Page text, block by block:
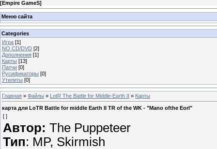
[Empire GameS]
Меню сайта
Categories
Игра [1]
NO CD/DVD [2]
Дополнения [1]
Карты [13]
Патчи [0]
Русификаторы [0]
Утилиты [0]
Главная » Файлы » LotR The Battle for Middle-Earth II » Карты
карта для LoTR Battle for middle Earth II TR of the WK - "Mano ofthe Eorl"
[ ]
Автор: The Puppeteer
Тип: MP, Skirmish